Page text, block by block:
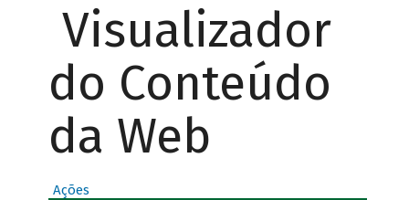
Visualizador
do Conteúdo
da Web
Ações